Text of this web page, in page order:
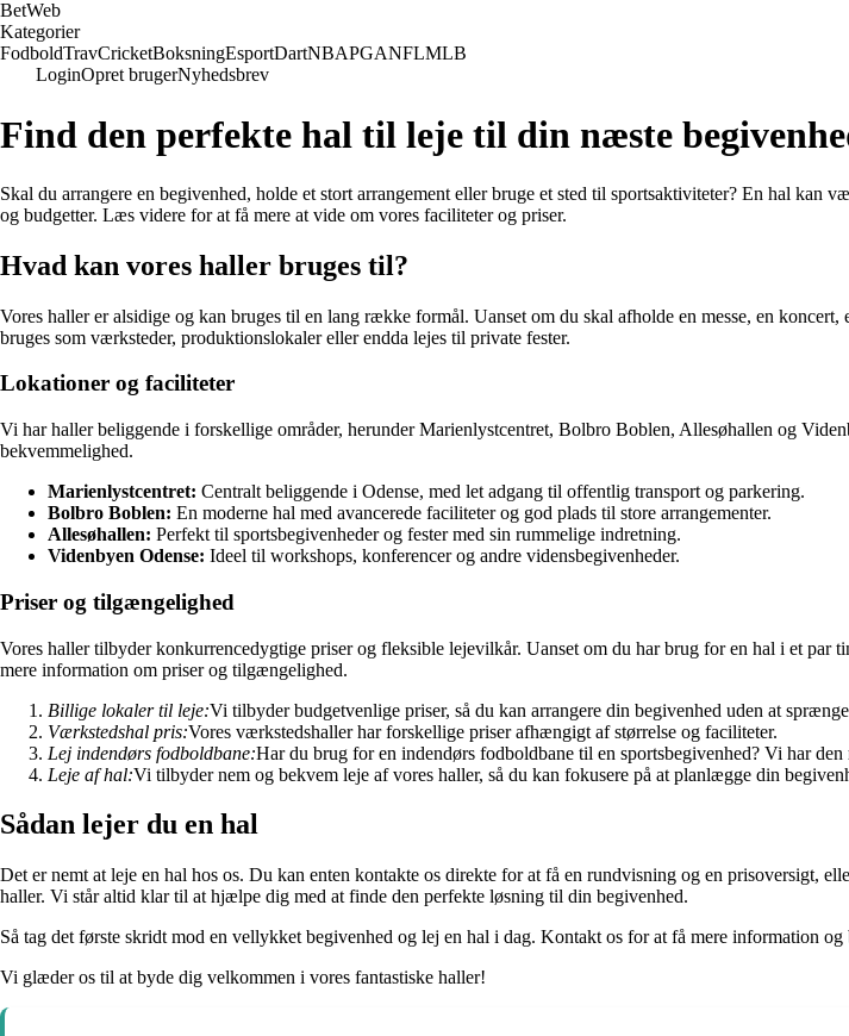
BetWeb
Kategorier
FodboldTravCricketBoksningEsportDartNBAPGANFLMLB
LoginOpret brugerNyhedsbrev
Find den perfekte hal til leje til din næste
Skal du arrangere en begivenhed, holde et stort arrangement eller bruge et sted til sportsaktiviteter? En hal
og budgetter. Læs videre for at få mere at vide om vores faciliteter og priser.
Hvad kan vores haller bruges til?
Vores haller er alsidige og kan bruges til en lang række formål. Uanset om du skal afholde en messe, en
bruges som værksteder, produktionslokaler eller endda lejes til private fester.
Lokationer og faciliteter
Vi har haller beliggende i forskellige områder, herunder Marienlystcentret, Bolbro Boblen, Allesøhallen og
bekvemmelighed.
Marienlystcentret: Centralt beliggende i Odense, med let adgang til offentlig transport og parkering.
Bolbro Boblen: En moderne hal med avancerede faciliteter og god plads til store arrangementer.
Allesøhallen: Perfekt til sportsbegivenheder og fester med sin rummelige indretning.
Videnbyen Odense: Ideel til workshops, konferencer og andre vidensbegivenheder.
Priser og tilgængelighed
Vores haller tilbyder konkurrencedygtige priser og fleksible lejevilkår. Uanset om du har brug for en hal i et
mere information om priser og tilgængelighed.
Billige lokaler til leje:Vi tilbyder budgetvenlige priser, så du kan arrangere din begivenhed uden at
Værkstedshal pris:Vores værkstedshaller har forskellige priser afhængigt af størrelse og faciliteter.
Lej indendørs fodboldbane:Har du brug for en indendørs fodboldbane til en sportsbegivenhed? Vi har den
Leje af hal:Vi tilbyder nem og bekvem leje af vores haller, så du kan fokusere på at planlægge din
Sådan lejer du en hal
Det er nemt at leje en hal hos os. Du kan enten kontakte os direkte for at få en rundvisning og en prisoversigt,
haller. Vi står altid klar til at hjælpe dig med at finde den perfekte løsning til din begivenhed.
Så tag det første skridt mod en vellykket begivenhed og lej en hal i dag. Kontakt os for at få mere information
Vi glæder os til at byde dig velkommen i vores fantastiske haller!